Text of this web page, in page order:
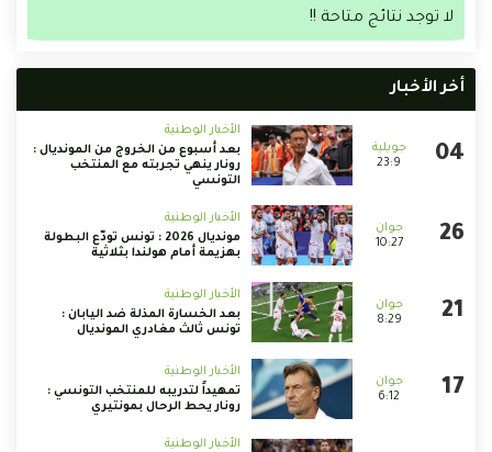
لا توجد نتائج متاحة !!
أخر الأخبار
23:9
الأخبار الوطنية
بعد أسبوع من الخروج من المونديال :
رونار ينهي تجربته مع المنتخب
التونسي
10:27
الأخبار الوطنية
مونديال 2026 : تونس تودّع البطولة
بهزيمة أمام هولندا بثلاثية
8:29
الأخبار الوطنية
بعد الخسارة المذلة ضد اليابان :
تونس ثالث مغادري المونديال
6:12
الأخبار الوطنية
تمهيداً لتدريبه للمنتخب التونسي :
رونار يحط الرحال بمونتيري
الأخبار الوطنية